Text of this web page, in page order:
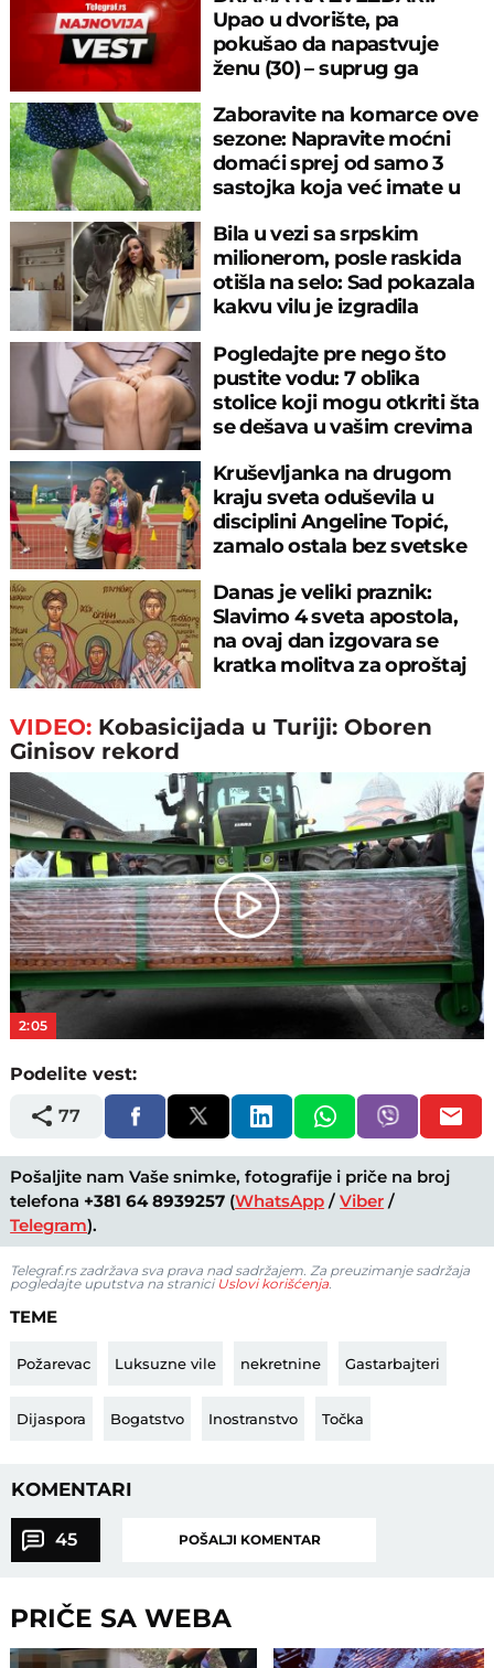
Upao u dvorište, pa
pokušao da napastvuje
ženu (30) – suprug ga
Zaboravite na komarce ove
sezone: Napravite moćni
domaći sprej od samo 3
sastojka koja već imate u
Bila u vezi sa srpskim
milionerom, posle raskida
otišla na selo: Sad pokazala
kakvu vilu je izgradila
Pogledajte pre nego što
pustite vodu: 7 oblika
stolice koji mogu otkriti šta
se dešava u vašim crevima
Kruševljanka na drugom
kraju sveta oduševila u
disciplini Angeline Topić,
zamalo ostala bez svetske
Danas je veliki praznik:
Slavimo 4 sveta apostola,
na ovaj dan izgovara se
kratka molitva za oproštaj
VIDEO: Kobasicijada u Turiji: Oboren
Ginisov rekord
Play
Video
2:05
Podelite vest:
77
Pošaljite nam Vaše snimke, fotografije i priče na broj
telefona +381 64 8939257 (WhatsApp /Viber /
Telegram).
Telegraf.rs zadržava sva prava nad sadržajem. Za preuzimanje sadržaja
pogledajte uputstva na stranici Uslovi korišćenja.
TEME
Požarevac Luksuzne vile nekretnine Gastarbajteri
Dijaspora Bogatstvo Inostranstvo Točka
KOMENTARI
45 POŠALJI KOMENTAR
PRIČE SA WEBA